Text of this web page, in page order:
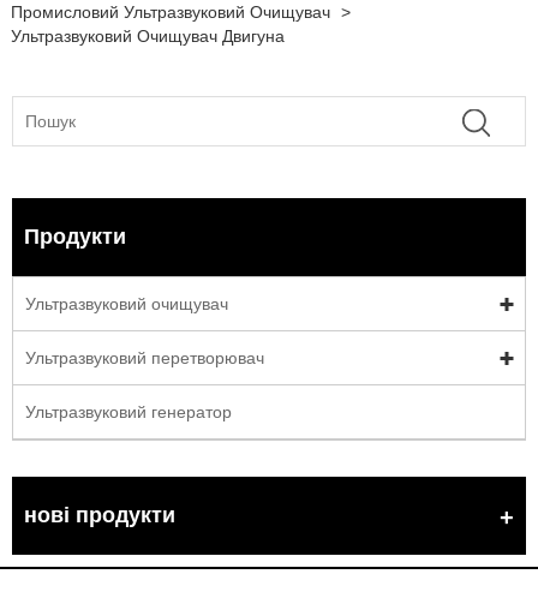
Промисловий Ультразвуковий Очищувач >
Ультразвуковий Очищувач Двигуна
Продукти
Ультразвуковий очищувач
Ультразвуковий перетворювач
Ультразвуковий генератор
нові продукти